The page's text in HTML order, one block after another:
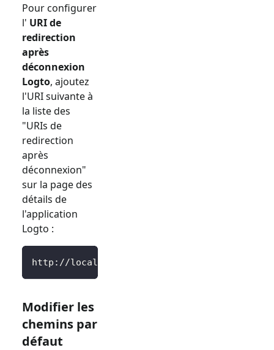
Pour configurer
l' URI de
redirection
après
déconnexion
Logto, ajoutez
l'URI suivante à
la liste des
"URIs de
redirection
après
déconnexion"
sur la page des
détails de
l'application
Logto :
http://localhost:3000/SignedOutCallback
Modifier les
chemins par
défaut